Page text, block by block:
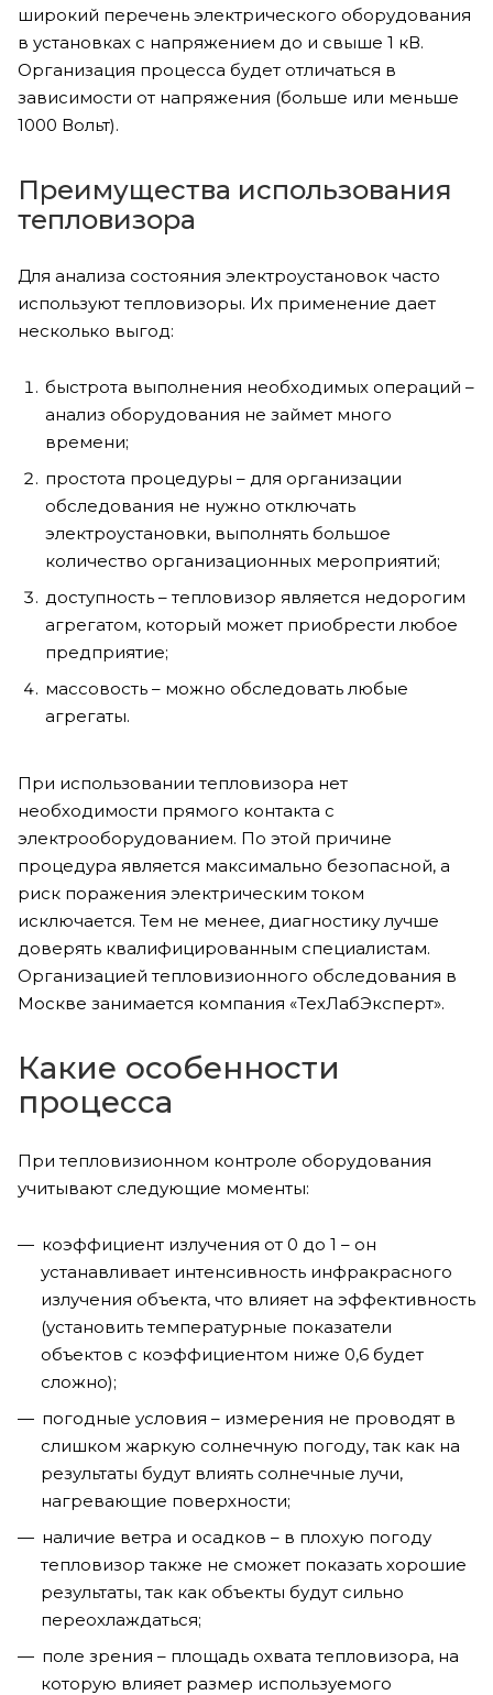
широкий перечень электрического оборудования
в установках с напряжением до и свыше 1 кВ.
Организация процесса будет отличаться в
зависимости от напряжения (больше или меньше
1000 Вольт).
Преимущества использования
тепловизора
Для анализа состояния электроустановок часто
используют тепловизоры. Их применение дает
несколько выгод:
быстрота выполнения необходимых операций –
анализ оборудования не займет много
времени;
простота процедуры – для организации
обследования не нужно отключать
электроустановки, выполнять большое
количество организационных мероприятий;
доступность – тепловизор является недорогим
агрегатом, который может приобрести любое
предприятие;
массовость – можно обследовать любые
агрегаты.
При использовании тепловизора нет
необходимости прямого контакта с
электрооборудованием. По этой причине
процедура является максимально безопасной, а
риск поражения электрическим током
исключается. Тем не менее, диагностику лучше
доверять квалифицированным специалистам.
Организацией тепловизионного обследования в
Москве занимается компания «ТехЛабЭксперт».
Какие особенности
процесса
При тепловизионном контроле оборудования
учитывают следующие моменты:
коэффициент излучения от 0 до 1 – он
устанавливает интенсивность инфракрасного
излучения объекта, что влияет на эффективность
(установить температурные показатели
объектов с коэффициентом ниже 0,6 будет
сложно);
погодные условия – измерения не проводят в
слишком жаркую солнечную погоду, так как на
результаты будут влиять солнечные лучи,
нагревающие поверхности;
наличие ветра и осадков – в плохую погоду
тепловизор также не сможет показать хорошие
результаты, так как объекты будут сильно
переохлаждаться;
поле зрения – площадь охвата тепловизора, на
которую влияет размер используемого